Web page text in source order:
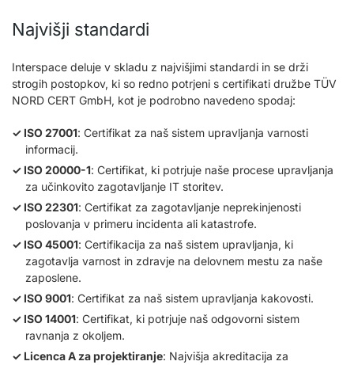
Najvišji standardi
Interspace deluje v skladu z najvišjimi standardi in se drži
strogih postopkov, ki so redno potrjeni s certifikati družbe TÜV
NORD CERT GmbH, kot je podrobno navedeno spodaj:
ISO 27001: Certifikat za naš sistem upravljanja varnosti
informacij.
ISO 20000-1: Certifikat, ki potrjuje naše procese upravljanja
za učinkovito zagotavljanje IT storitev.
ISO 22301: Certifikat za zagotavljanje neprekinjenosti
poslovanja v primeru incidenta ali katastrofe.
ISO 45001: Certifikacija za naš sistem upravljanja, ki
zagotavlja varnost in zdravje na delovnem mestu za naše
zaposlene.
ISO 9001: Certifikat za naš sistem upravljanja kakovosti.
ISO 14001: Certifikat, ki potrjuje naš odgovorni sistem
ravnanja z okoljem.
Licenca A za projektiranje: Najvišja akreditacija za